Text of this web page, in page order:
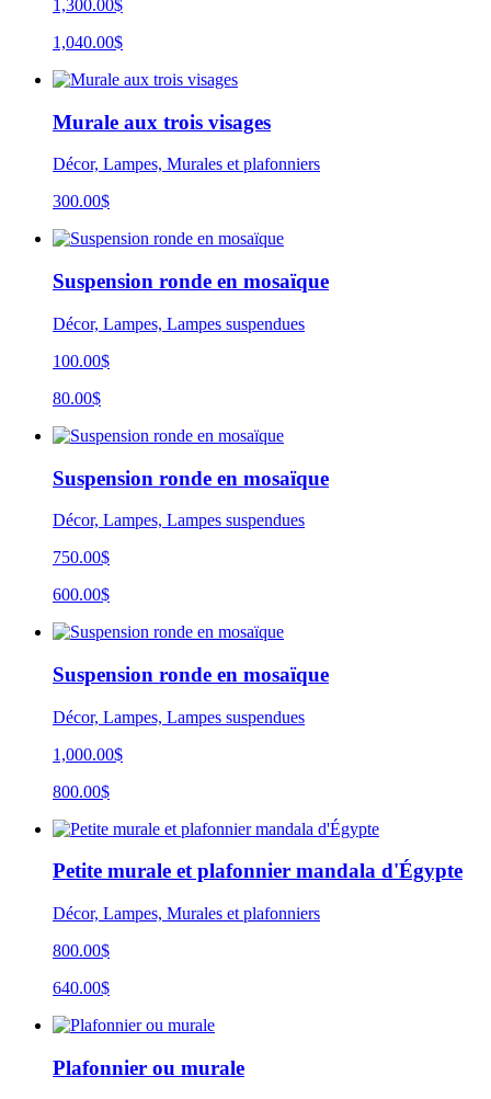
1,300.00$
1,040.00$
Murale aux trois visages
Décor, Lampes, Murales et plafonniers
300.00$
Suspension ronde en mosaïque
Décor, Lampes, Lampes suspendues
100.00$
80.00$
Suspension ronde en mosaïque
Décor, Lampes, Lampes suspendues
750.00$
600.00$
Suspension ronde en mosaïque
Décor, Lampes, Lampes suspendues
1,000.00$
800.00$
Petite murale et plafonnier mandala d'Égypte
Décor, Lampes, Murales et plafonniers
800.00$
640.00$
Plafonnier ou murale